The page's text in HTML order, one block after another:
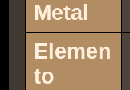
Metal
Elemen
to